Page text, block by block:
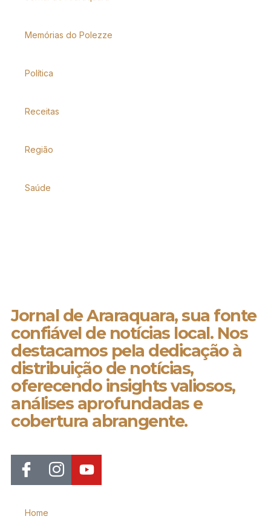
Memórias do Polezze
Política
Receitas
Região
Saúde
Jornal de Araraquara, sua fonte
confiável de notícias local. Nos
destacamos pela dedicação à
distribuição de notícias,
oferecendo insights valiosos,
análises aprofundadas e
cobertura abrangente.
Home